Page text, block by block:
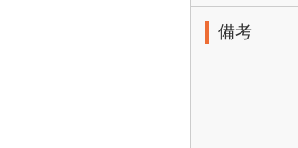
備考